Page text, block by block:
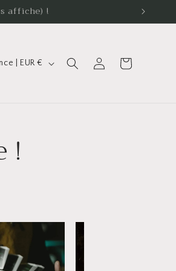
affiche) !
France | EUR € Connexion Panier
!